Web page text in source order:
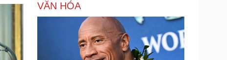
VĂN HÓA